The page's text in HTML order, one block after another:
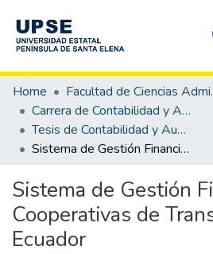
Communities & Collections
All of DSpace
Statistics
Home
Carrera de Contabilidad y Auditoría
Tesis de Contabilidad y Auditoría
Sistema de Gestión Financiera en Cooperativas de Transporte del Ecuador
Sistema de Gestión
Cooperativas de
Ecuador